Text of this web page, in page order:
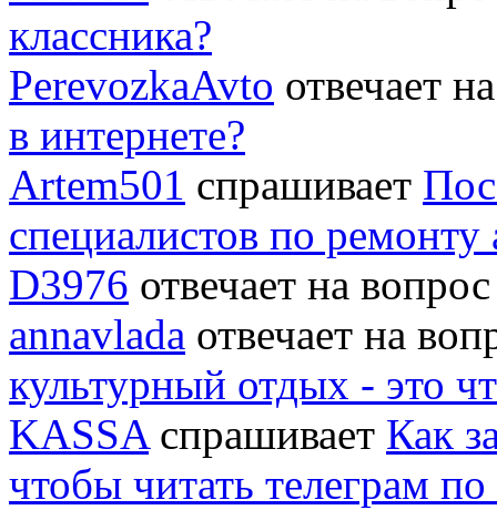
классника?
PerevozkaAvto отвечает
в интернете?
Artem501 спрашивает
специалистов по
D3976 отвечает на
annavlada отвечает на
культурный отдых - это
KASSA спрашивает Как
чтобы читать телеграм